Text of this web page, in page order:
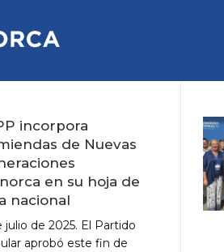
12 CONGRESO
incorpora
de Nuevas
en su hoja de
nacional
julio de 2025. El Partido
aprobó este fin de